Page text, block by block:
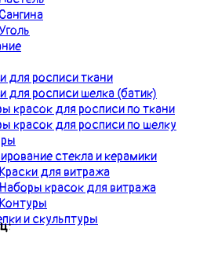
Сангина
для росписи ткани
для росписи шелка (батик)
красок для росписи по ткани
красок для росписи по шелку
стекла и керамики
Краски для витража
Наборы красок для витража
Контуры
и скульптуры